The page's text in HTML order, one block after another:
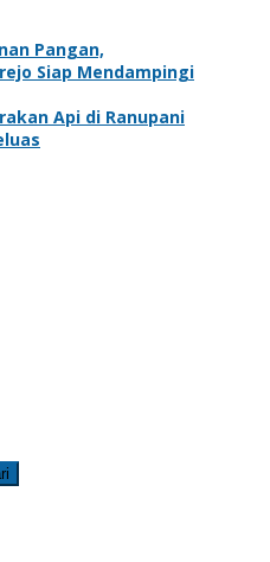
Pangan,
Siap Mendampingi
Api di Ranupani